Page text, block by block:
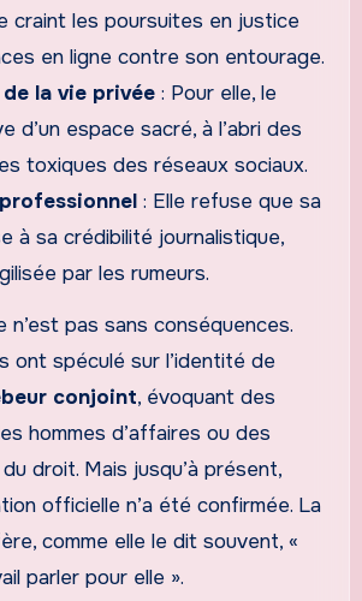
craint les poursuites en justice
en ligne contre son entourage.
la vie privée : Pour elle, le
d’un espace sacré, à l’abri des
toxiques des réseaux sociaux.
: Elle refuse que sa
à sa crédibilité journalistique,
par les rumeurs.
pas sans conséquences.
ont spéculé sur l’identité de
conjoint, évoquant des
hommes d’affaires ou des
droit. Mais jusqu’à présent,
officielle n’a été confirmée. La
comme elle le dit souvent, «
parler pour elle ».